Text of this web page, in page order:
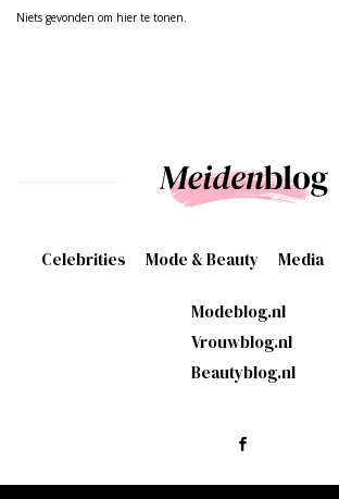
Niets gevonden om hier te tonen.
Celebrities Mode & Beauty Media
Modeblog.nl
Vrouwblog.nl
Beautyblog.nl